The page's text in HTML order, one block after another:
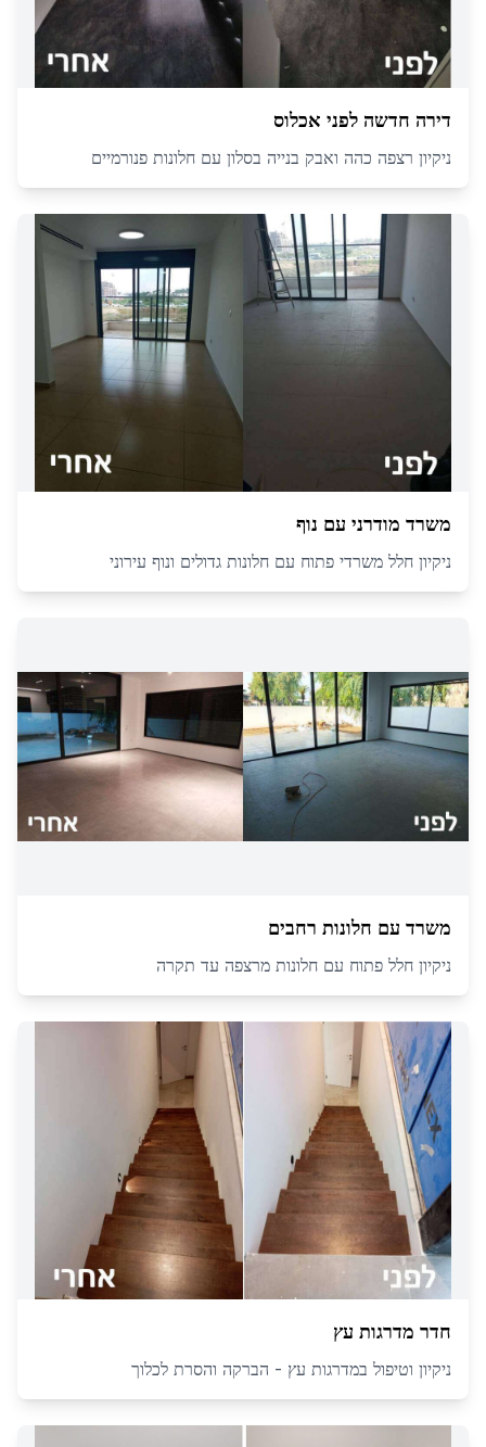
דירה חדשה לפני אכלוס
ניקיון רצפה כהה ואבק בנייה בסלון עם חלונות פנורמיים
משרד מודרני עם נוף
ניקיון חלל משרדי פתוח עם חלונות גדולים ונוף עירוני
משרד עם חלונות רחבים
ניקיון חלל פתוח עם חלונות מרצפה עד תקרה
חדר מדרגות עץ
ניקיון וטיפול במדרגות עץ - הברקה והסרת לכלוך